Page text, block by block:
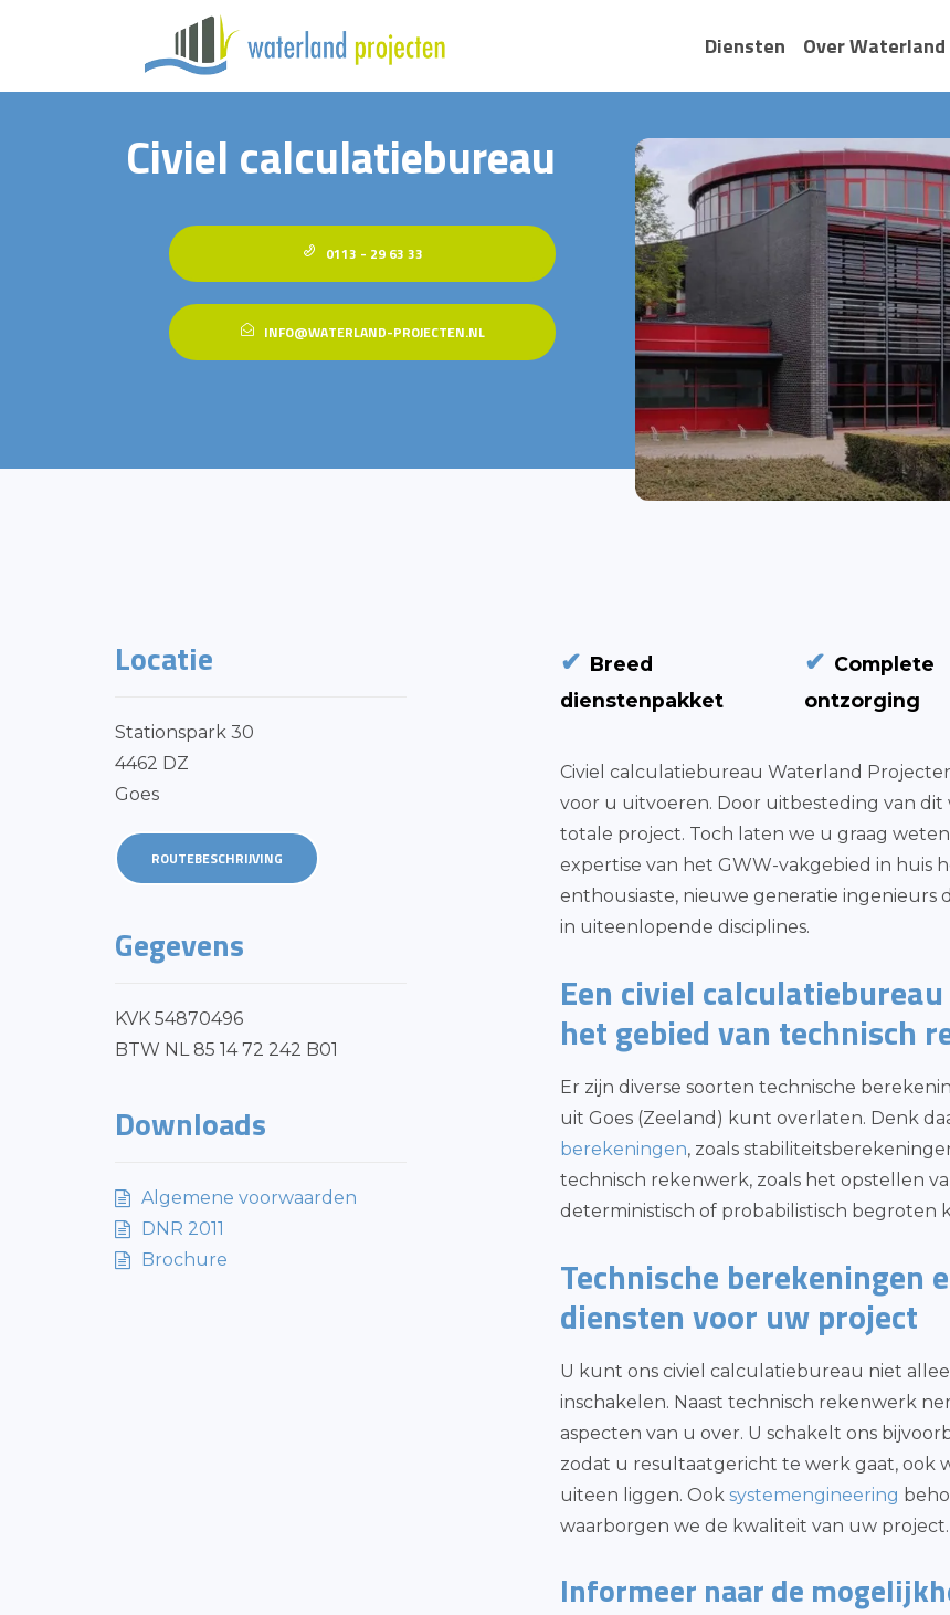
Diensten Over Waterland
Civiel calculatiebureau
0113 - 29 63 33
INFO@WATERLAND-PROJECTEN.NL
Locatie
Stationspark 30
4462 DZ
Goes
ROUTEBESCHRIJVING
Gegevens
KVK 54870496
BTW NL 85 14 72 242 B01
Downloads
Algemene voorwaarden
DNR 2011
Brochure
✔ Breed
dienstenpakket
✔ Complete
ontzorging
Civiel calculatiebureau Waterland
voor u uitvoeren. Door uitbesteding van
totale project. Toch laten we u graag
expertise van het GWW-vakgebied in huis
enthousiaste, nieuwe generatie
in uiteenlopende disciplines.
Een civiel
het gebied van technisch
Er zijn diverse soorten technische
uit Goes (Zeeland) kunt overlaten. Denk
berekeningen, zoals
technisch rekenwerk, zoals het opstellen
deterministisch of probabilistisch begroten
Technische berekeningen
diensten voor uw project
U kunt ons civiel calculatiebureau niet
inschakelen. Naast technisch rekenwerk
aspecten van u over. U schakelt ons
zodat u resultaatgericht te werk gaat, ook
uiteen liggen. Ook systemengineering
waarborgen we de kwaliteit van uw project.
Informeer naar de